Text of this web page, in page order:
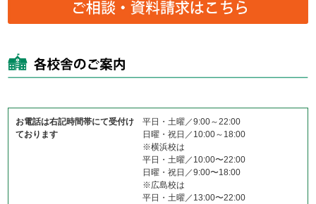
お電話は右記時間帯にて受付け
ております
平日・土曜／9:00～22:00
日曜・祝日／10:00～18:00
※横浜校は
平日・土曜／10:00〜22:00
日曜・祝日／9:00〜18:00
※広島校は
平日・土曜／13:00〜22:00